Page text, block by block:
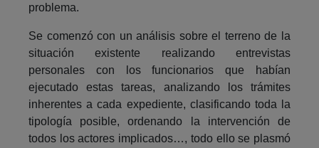
problema.
Se comenzó con un análisis sobre el terreno de la
situación existente realizando entrevistas
personales con los funcionarios que habían
ejecutado estas tareas, analizando los trámites
inherentes a cada expediente, clasificando toda la
tipología posible, ordenando la intervención de
todos los actores implicados…, todo ello se plasmó